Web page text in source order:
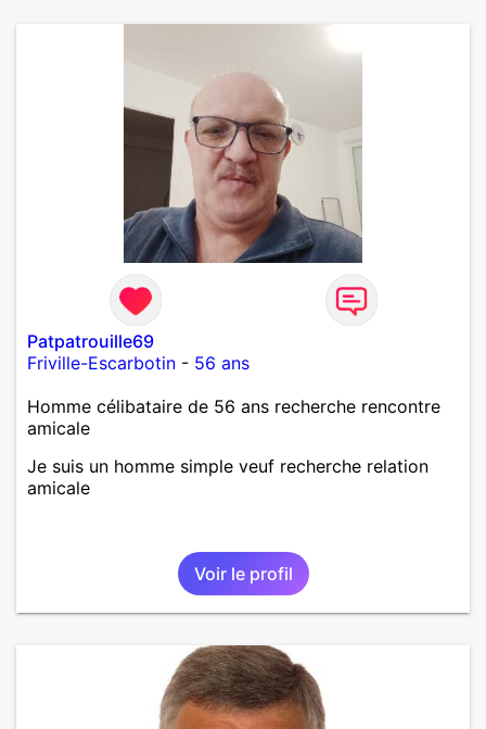
Patpatrouille69
Friville-Escarbotin - 56 ans
Homme célibataire de 56 ans recherche rencontre
amicale
Je suis un homme simple veuf recherche relation
amicale
Voir le profil